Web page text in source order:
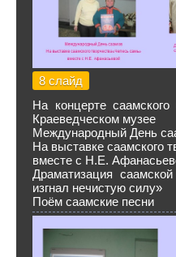
8 слайд
На концерте
Краеведческом музее
Международный День
На выставке саамского
вместе с Н.Е.
Драматизация
изгнал нечистую силу»
Поём саамские песни